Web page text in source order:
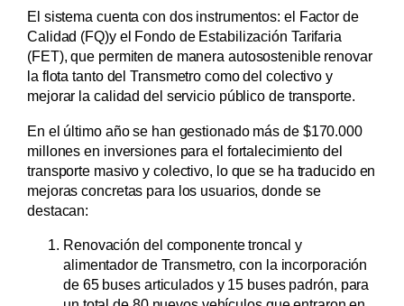
El sistema cuenta con dos instrumentos: el Factor de
Calidad (FQ)y el Fondo de Estabilización Tarifaria
(FET), que permiten de manera autosostenible renovar
la flota tanto del Transmetro como del colectivo y
mejorar la calidad del servicio público de transporte.
En el último año se han gestionado más de $170.000
millones en inversiones para el fortalecimiento del
transporte masivo y colectivo, lo que se ha traducido en
mejoras concretas para los usuarios, donde se
destacan:
Renovación del componente troncal y
alimentador de Transmetro, con la incorporación
de 65 buses articulados y 15 buses padrón, para